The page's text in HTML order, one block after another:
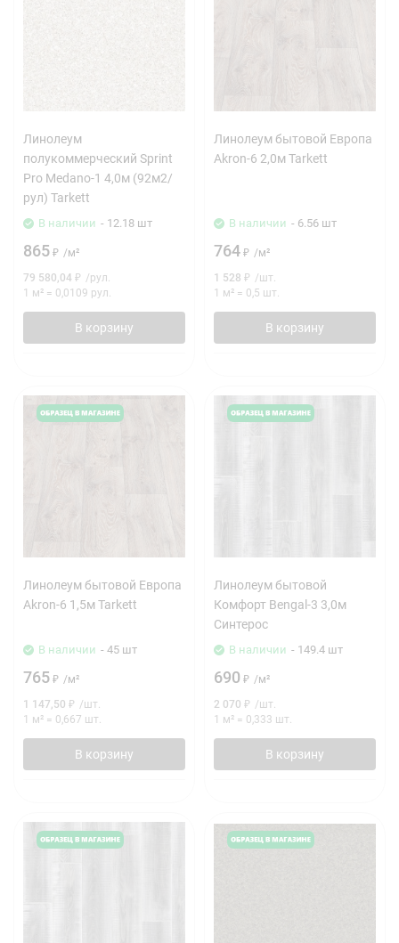
Линолеум
полукоммерческий Sprint
Pro Medano-1 4,0м (92м2/
рул) Tarkett
В наличии - 12.18 шт
865 ₽ /м²
79 580,04 ₽ /рул.
1 м² = 0,0109 рул.
В корзину
Линолеум бытовой Европа
Akron-6 2,0м Tarkett
В наличии - 6.56 шт
764 ₽ /м²
1 528 ₽ /шт.
1 м² = 0,5 шт.
В корзину
Линолеум бытовой Европа
Akron-6 1,5м Tarkett
В наличии - 45 шт
765 ₽ /м²
1 147,50 ₽ /шт.
1 м² = 0,667 шт.
В корзину
Линолеум бытовой
Комфорт Bengal-3 3,0м
Синтерос
В наличии - 149.4 шт
690 ₽ /м²
2 070 ₽ /шт.
1 м² = 0,333 шт.
В корзину